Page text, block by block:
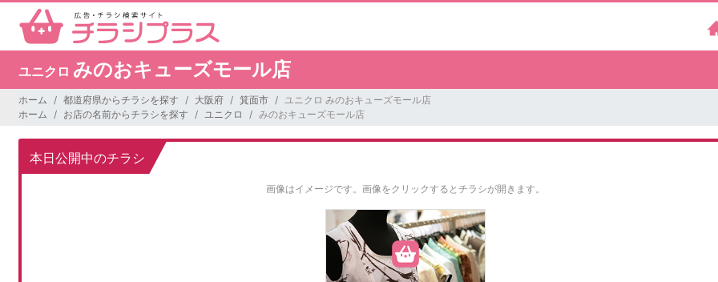
ユニクロ みのおキューズモール店
ホーム 都道府県からチラシを探す 大阪府 箕面市
ユニクロ みのおキューズモール店
ホーム
お店の名前からチラシを探す ユニクロ みのおキューズモール店
本日公開中のチラシ
画像はイメージです。 画像をクリックするとチラシが開きます。